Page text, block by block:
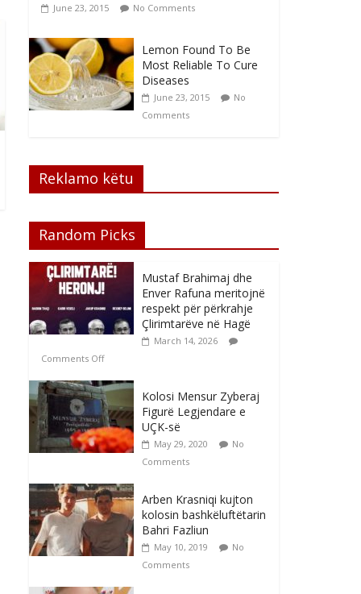
June 23, 2015 No Comments
Lemon Found To Be
Most Reliable To Cure
Diseases
June 23, 2015
No
Comments
Reklamo këtu
Random Picks
Mustaf Brahimaj dhe
Enver Rafuna meritojnë
respekt për përkrahje
Çlirimtarëve në Hagë
March 14, 2026
Comments Off
Kolosi Mensur Zyberaj
Figurë Legjendare e
UÇK-së
May 29, 2020
No
Comments
Arben Krasniqi kujton
kolosin bashkëluftëtarin
Bahri Fazliun
May 10, 2019
No
Comments